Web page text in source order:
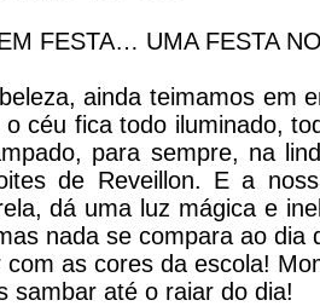
FESTA… UMA FESTA
ainda teimamos em
céu fica todo iluminado,
para sempre, na
de Reveillon. E a
dá uma luz mágica e
nada se compara ao
as cores da escola!
sambar até o raiar do dia!